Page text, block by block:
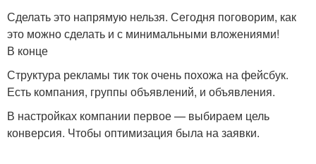
Сделать это напрямую нельзя. Сегодня поговорим, как
это можно сделать и с минимальными вложениями!
В конце
Структура рекламы тик ток очень похожа на фейсбук.
Есть компания, группы объявлений, и объявления.
В настройках компании первое — выбираем цель
конверсия. Чтобы оптимизация была на заявки.